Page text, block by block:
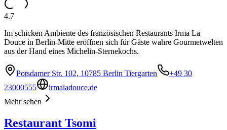
4.7
Im schicken Ambiente des französischen Restaurants Irma La
Douce in Berlin-Mitte eröffnen sich für Gäste wahre Gourmetwelten
aus der Hand eines Michelin-Sternekochs.
Potsdamer Str. 102, 10785 Berlin Tiergarten
+49 30
23000555
irmaladouce.de
Mehr sehen
Restaurant Tsomi